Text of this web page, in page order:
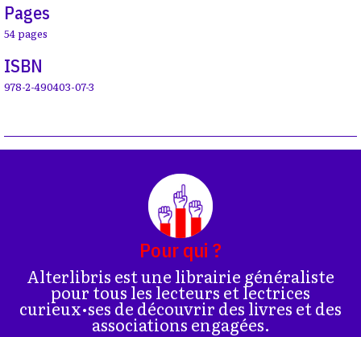
Pages
54 pages
ISBN
978-2-490403-07-3
Pour qui ?
Alterlibris est une librairie généraliste
pour tous les lecteurs et lectrices
curieux•ses de découvrir des livres et des
associations engagées.